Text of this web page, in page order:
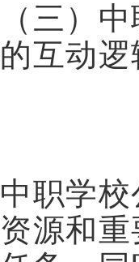
（三）
的互动逻
中职学
资源和